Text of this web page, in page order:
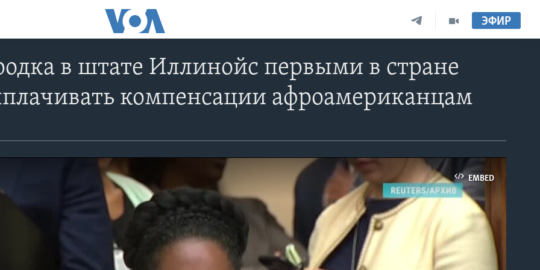
ЭФИР
в штате Иллинойс первыми в стране
компенсации афроамериканцам
EMBED